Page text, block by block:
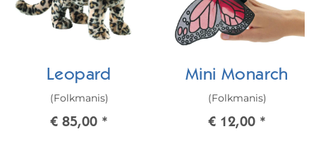
Leopard
(Folkmanis)
€ 85,00 *
Mini Monarch
(Folkmanis)
€ 12,00 *